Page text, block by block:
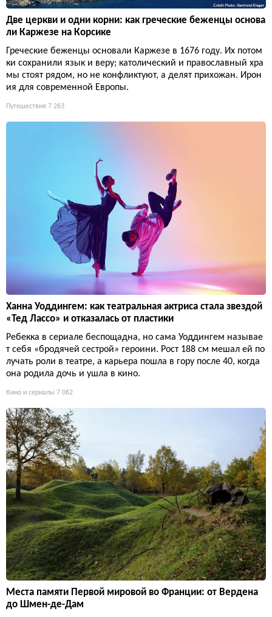
Две церкви и одни корни: как греческие беженцы основа
ли Каржезе на Корсике
Греческие беженцы основали Каржезе в 1676 году. Их потом
ки сохранили язык и веру; католический и православный хра
мы стоят рядом, но не конфликтуют, а делят прихожан. Ирон
ия для современной Европы.
Путешествия 7 263
Ханна Уоддингем: как театральная актриса стала звездой
«Тед Лассо» и отказалась от пластики
Ребекка в сериале беспощадна, но сама Уоддингем называе
т себя «бродячей сестрой» героини. Рост 188 см мешал ей по
лучать роли в театре, а карьера пошла в гору после 40, когда
она родила дочь и ушла в кино.
Кино и сериалы 7 062
Места памяти Первой мировой во Франции: от Вердена
до Шмен-де-Дам